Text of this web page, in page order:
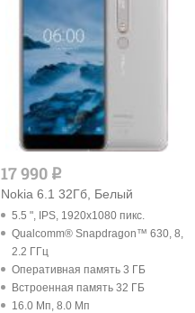
17 990 q
Nokia 6.1 32Гб, Белый
5.5 ", IPS, 1920x1080 пикс.
Qualcomm® Snapdragon™ 630, 8,
2.2 ГГц
Оперативная память 3 ГБ
Встроенная память 32 ГБ
16.0 Мп, 8.0 Мп